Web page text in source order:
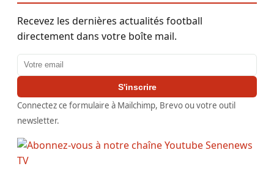
Recevez les dernières actualités football
directement dans votre boîte mail.
Adresse email
S'inscrire
Connectez ce formulaire à Mailchimp, Brevo ou votre outil
newsletter.